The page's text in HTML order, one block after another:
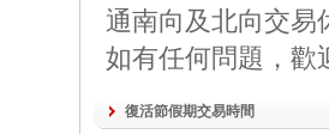
通南向及北向交易
如有任何問題，歡
復活節假期交易時間